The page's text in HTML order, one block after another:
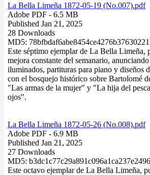
La Bella Limeña 1872-05-19 (No.007).pdf
Adobe PDF - 6.5 MB
Published Jan 21, 2025
28 Downloads
MD5:
Este séptimo ejemplar de La Bella Limeña,
mejora constante del semanario,
iluminados, partituras para piano y diseños
con el bosquejo histórico sobre Bartolomé
"Las armas de la mujer" y "La hija del
ojos".
La Bella Limeña 1872-05-26 (No.008).pdf
Adobe PDF - 6.9 MB
Published Jan 21, 2025
27 Downloads
MD5:
Este octavo ejemplar de La Bella Limeña,